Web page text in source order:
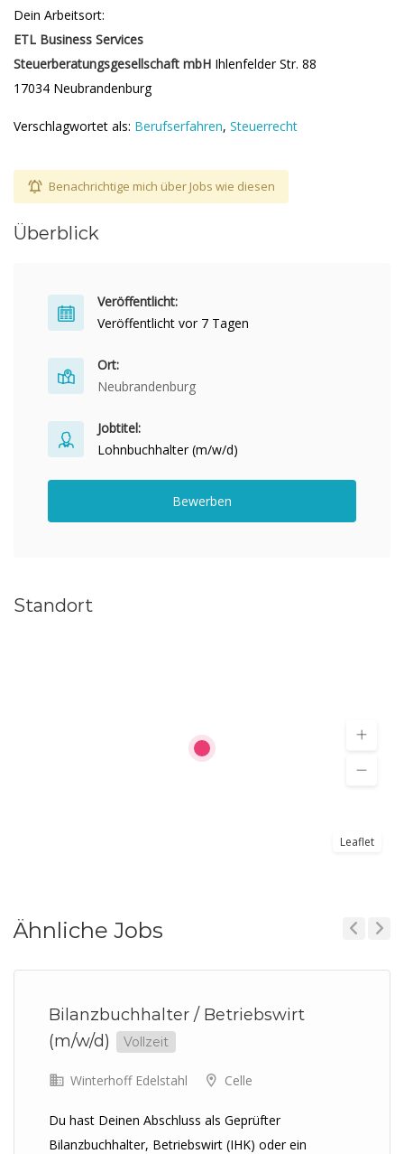
Dein Arbeitsort:
ETL Business Services
Steuerberatungsgesellschaft mbH Ihlenfelder Str. 88
17034 Neubrandenburg
Verschlagwortet als: Berufserfahren, Steuerrecht
Benachrichtige mich über Jobs wie diesen
Überblick
Veröffentlicht:
Veröffentlicht vor 7 Tagen
Ort:
Neubrandenburg
Jobtitel:
Lohnbuchhalter (m/w/d)
Bewerben
Standort
Leaflet
Ähnliche Jobs
Bilanzbuchhalter / Betriebswirt
(m/w/d)
Vollzeit
Winterhoff Edelstahl Celle
Du hast Deinen Abschluss als Geprüfter
Bilanzbuchhalter, Betriebswirt (IHK) oder ein